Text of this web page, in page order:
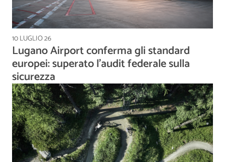
10 LUGLIO 26
Lugano Airport conferma gli standard
europei: superato l'audit federale sulla
sicurezza